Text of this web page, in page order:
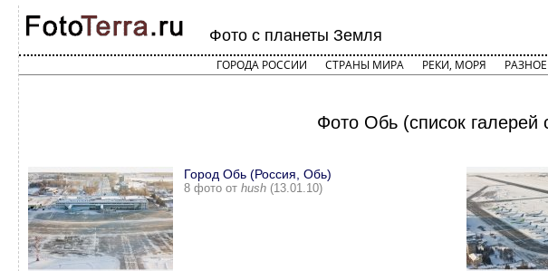
Фото с планеты Земля
ГОРОДА РОССИИ СТРАНЫ МИРА РЕКИ, МОРЯ РАЗНОЕ
Фото Обь (список
Город Обь (Россия, Обь)
8 фото от hush (13.01.10)